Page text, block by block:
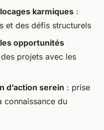
karmiques :
et des défis structurels
opportunités
projets avec les
d’action serein : prise
connaissance du